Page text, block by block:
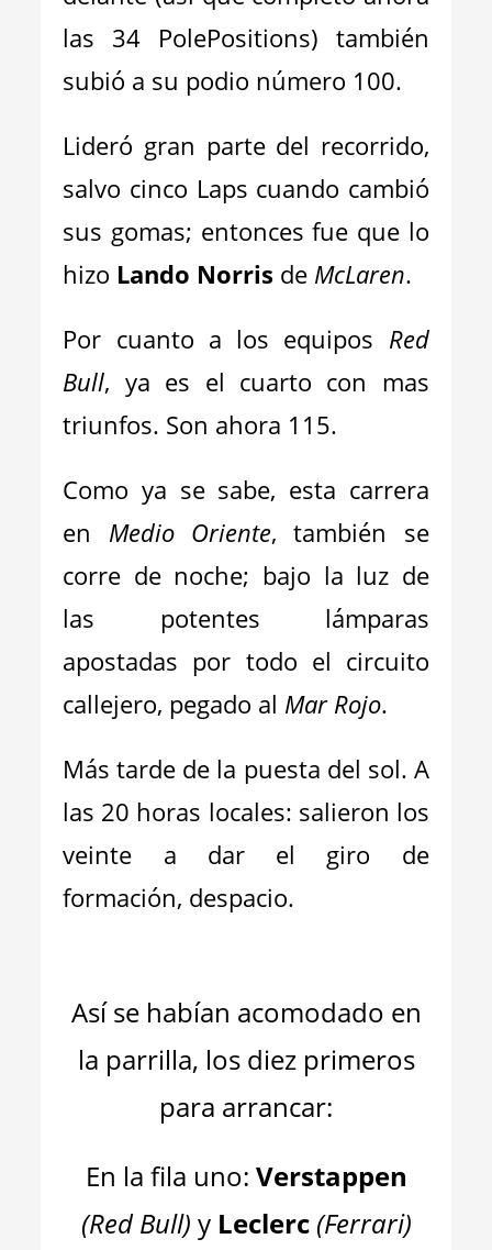
las 34 PolePositions) también
subió a su podio número 100.
Lideró gran parte del recorrido,
salvo cinco Laps cuando cambió
sus gomas; entonces fue que lo
hizo Lando Norris de McLaren.
Por cuanto a los equipos Red
Bull, ya es el cuarto con mas
triunfos. Son ahora 115.
Como ya se sabe, esta carrera
en Medio Oriente, también se
corre de noche; bajo la luz de
las potentes lámparas
apostadas por todo el circuito
callejero, pegado al Mar Rojo.
Más tarde de la puesta del sol. A
las 20 horas locales: salieron los
veinte a dar el giro de
formación, despacio.
Así se habían acomodado en
la parrilla, los diez primeros
para arrancar:
En la fila uno: Verstappen
(Red Bull) y Leclerc (Ferrari)